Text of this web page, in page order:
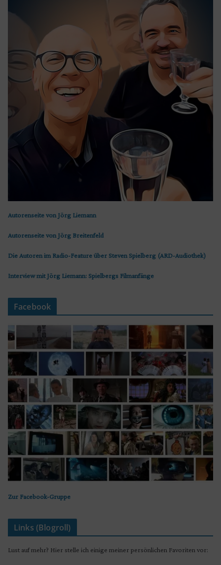
Autorenseite von Jörg Liemann
Autorenseite von Jörg Breitenfeld
Die Autoren im Radio-Feature über Steven Spielberg (ARD-Audiothek)
Interview mit Jörg Liemann: Spielbergs Filmanfänge
Facebook
Zur Facebook-Gruppe
Links (Blogroll)
Lust auf mehr? Hier stelle ich einige meiner persönlichen Favoriten vor: